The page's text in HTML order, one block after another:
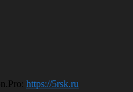
https://5rsk.ru